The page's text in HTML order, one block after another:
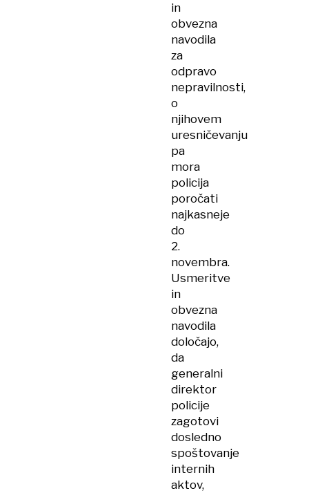
in
obvezna
navodila
za
odpravo
nepravilnosti,
o
njihovem
uresničevanju
pa
mora
policija
poročati
najkasneje
do
2.
novembra.
Usmeritve
in
obvezna
navodila
določajo,
da
generalni
direktor
policije
zagotovi
dosledno
spoštovanje
internih
aktov,